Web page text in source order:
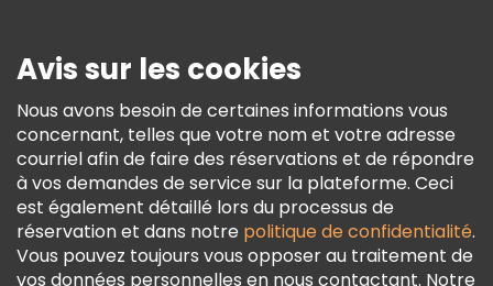
Conditions Générales Et Mentions Légales
Politique En Matière De Cookies
Freetour Prix
Programme De Fidélité
Avis sur les cookies
Nous avons besoin de certaines informations vous
concernant, telles que votre nom et votre adresse
courriel afin de faire des réservations et de répondre
à vos demandes de service sur la plateforme. Ceci
est également détaillé lors du processus de
réservation et dans notre politique de confidentialité.
Vous pouvez toujours vous opposer au traitement de
vos données personnelles en nous contactant. Notre